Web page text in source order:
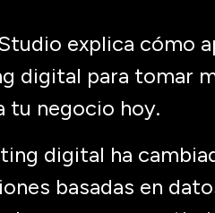
explica cómo
digital para tomar
tu negocio hoy.
digital ha
basadas en